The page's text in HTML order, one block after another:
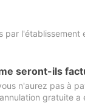
par
seront-ils
n'aurez pas à
gratuite